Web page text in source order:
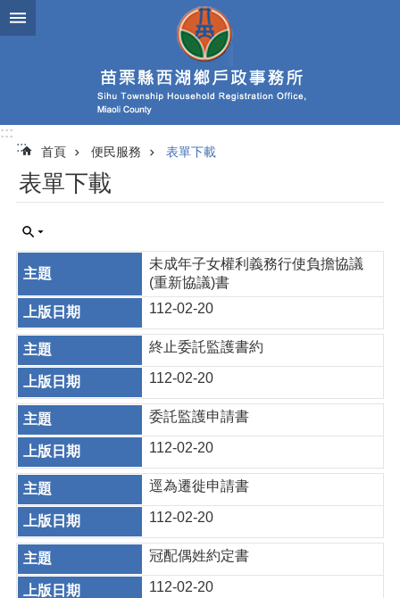
跳到主要內容區塊
:::
:::
首頁 便民服務 表單下載
表單下載
未成年子女權利義務行使負擔協議
(重新協議)書
112-02-20
終止委託監護書約
112-02-20
委託監護申請書
112-02-20
逕為遷徙申請書
112-02-20
冠配偶姓約定書
112-02-20